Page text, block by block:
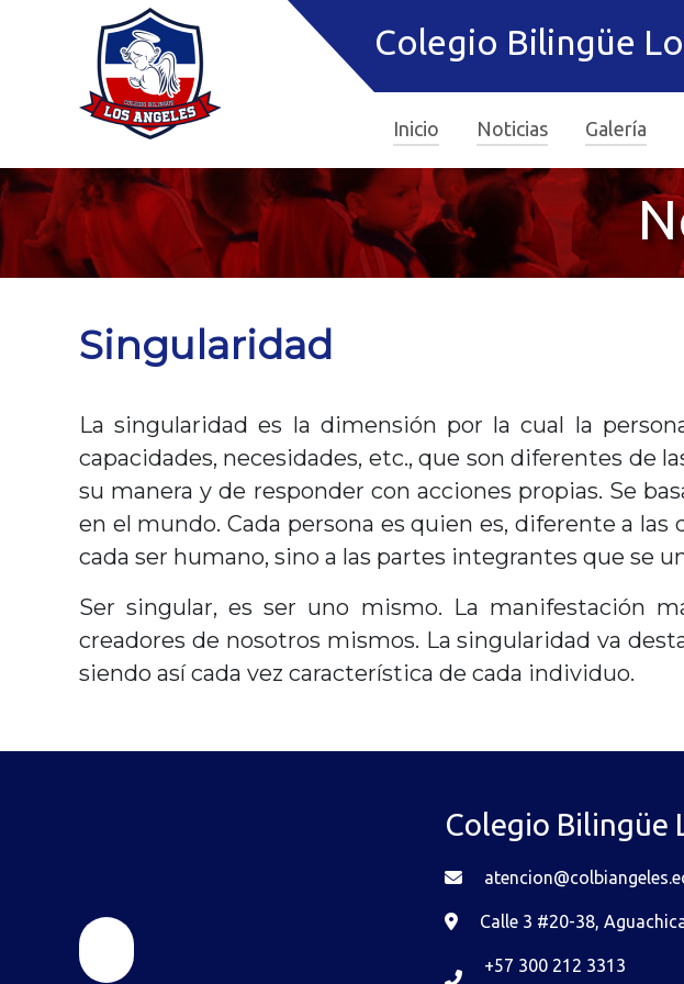
Colegio Bilingüe
Inicio Noticias Galería
Singularidad
La singularidad es la dimensión por la cual la
capacidades, necesidades, etc., que son diferentes de
su manera y de responder con acciones propias. Se
en el mundo. Cada persona es quien es, diferente a
cada ser humano, sino a las partes integrantes que se
Ser singular, es ser uno mismo. La manifestación
creadores de nosotros mismos. La singularidad va
siendo así cada vez característica de cada individuo.
Colegio Bilingüe
Calle 3 #20-38,
+57 300 212 3313